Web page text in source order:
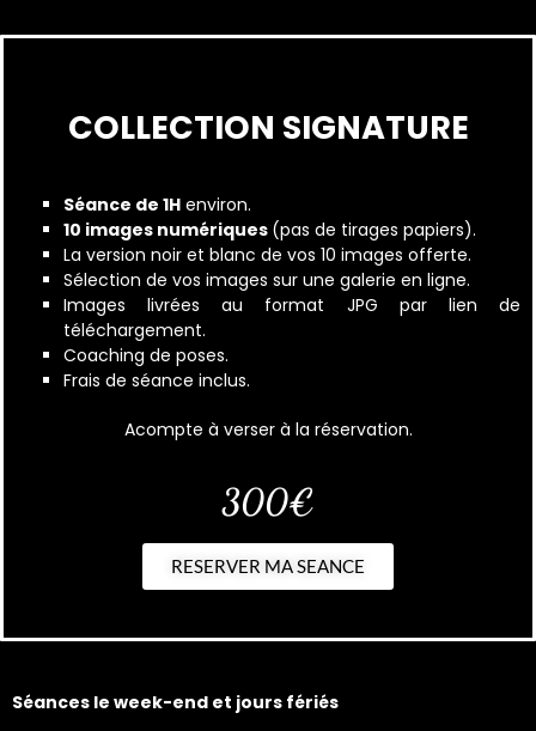
COLLECTION SIGNATURE
Séance de 1H environ.
10 images numériques (pas de tirages papiers).
La version noir et blanc de vos 10 images offerte.
Sélection de vos images sur une galerie en ligne.
Images livrées au format JPG par lien de
téléchargement.
Coaching de poses.
Frais de séance inclus.
Acompte à verser à la réservation.
300€
RESERVER MA SEANCE
Séances le week-end et jours fériés